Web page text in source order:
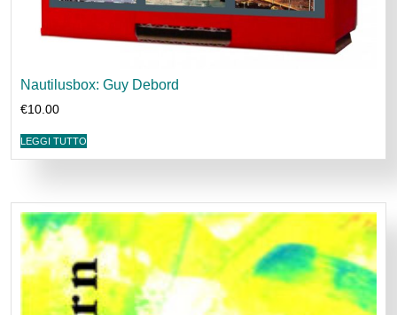
Nautilusbox: Guy Debord
€10.00
LEGGI TUTTO